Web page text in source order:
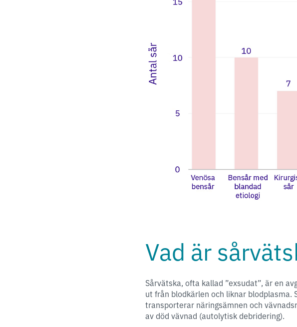
Vad är
Sårvätska, ofta kallad ”exsudat”, är en
ut från blodkärlen och liknar
transporterar näringsämnen och
av död vävnad (autolytisk debridering).